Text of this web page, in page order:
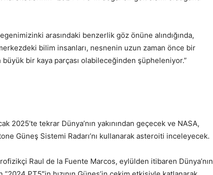
arasındaki benzerlik göz önüne alındığında,
merkezdeki bilim insanları, nesnenin uzun zaman önce bir
bir kaya parçası olabileceğinden şüpheleniyor.”
2025’te tekrar Dünya’nın yakınından geçecek ve NASA,
Güneş Sistemi Radarı’nı kullanarak asteroiti inceleyecek.
Raul de la Fuente Marcos, eylülden itibaren Dünya’nın